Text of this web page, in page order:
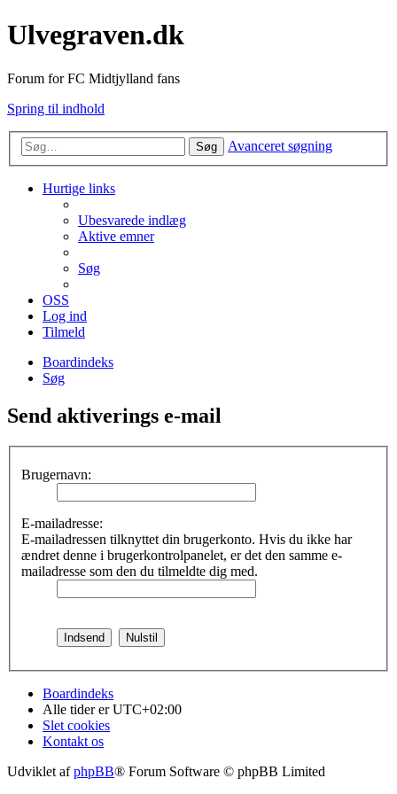
Ulvegraven.dk
Forum for FC Midtjylland fans
Spring til indhold
Søg Avanceret søgning
Hurtige links
Ubesvarede indlæg
Aktive emner
Søg
OSS
Log ind
Tilmeld
Boardindeks
Søg
Send aktiverings e-mail
Brugernavn:
E-mailadresse:
E-mailadressen tilknyttet din brugerkonto. Hvis du ikke har
ændret denne i brugerkontrolpanelet, er det den samme e-
mailadresse som den du tilmeldte dig med.
Boardindeks
Alle tider erUTC+02:00
Slet cookies
Kontakt os
Udviklet afphpBB® Forum Software © phpBB Limited